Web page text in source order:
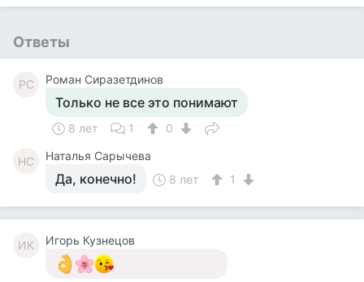
Ответы
РС Роман Сиразетдинов
Только не все это понимают
8 лет 1 0
НС Наталья Сарычева
Да, конечно! 8 лет 1
ИК Игорь Кузнецов